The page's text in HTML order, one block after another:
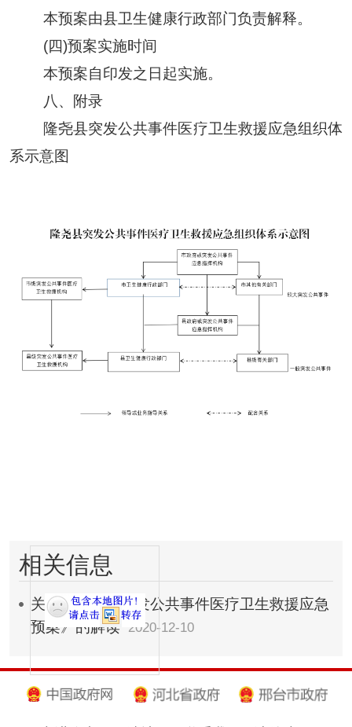
本预案由县卫生健康行政部门负责解释。
(四)预案实施时间
本预案自印发之日起实施。
八、附录
隆尧县突发公共事件医疗卫生救援应急组织体
系示意图
相关信息
关于《隆尧县突发公共事件医疗卫生救援应急
预案》的解读
2020-12-10